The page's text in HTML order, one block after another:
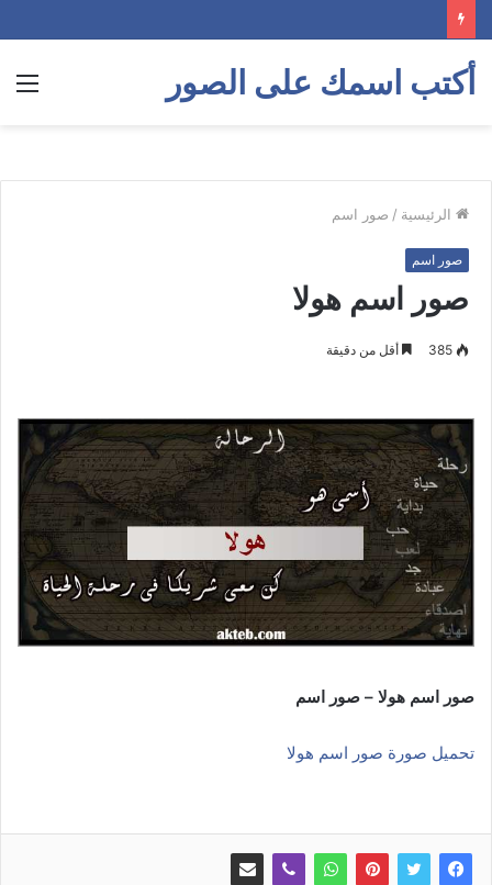
أكتب اسمك على الصور
الرئيسية / صور اسم
صور اسم
صور اسم هولا
385 أقل من دقيقة
صور اسم هولا – صور اسم
تحميل صورة صور اسم هولا